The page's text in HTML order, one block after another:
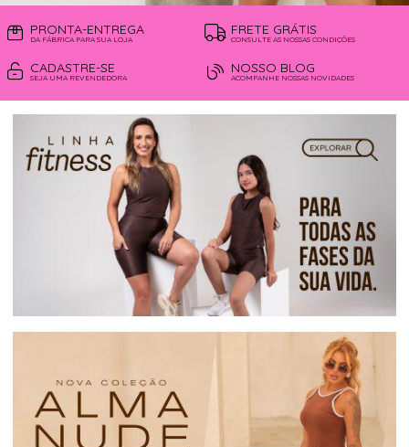
PRONTA-ENTREGA
DA FÁBRICA PARA SUA LOJA
FRETE GRÁTIS
CONSULTE AS NOSSAS CONDIÇÕES
CADASTRE-SE
SEJA UMA REVENDEDORA
NOSSO BLOG
ACOMPANHE NOSSAS NOVIDADES